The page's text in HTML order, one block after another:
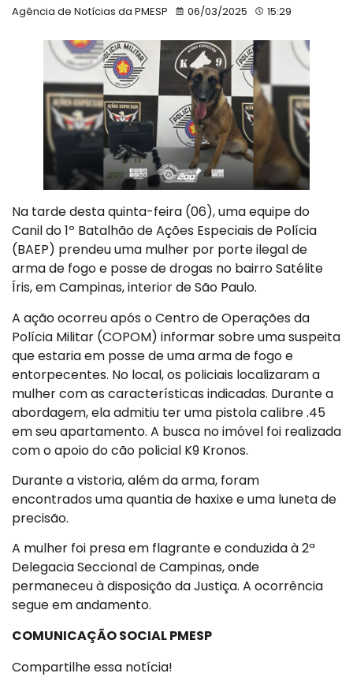
Agência de Notícias da PMESP 06/03/2025 15:29
Na tarde desta quinta-feira (06), uma equipe do
Canil do 1º Batalhão de Ações Especiais de Polícia
(BAEP) prendeu uma mulher por porte ilegal de
arma de fogo e posse de drogas no bairro Satélite
Íris, em Campinas, interior de São Paulo.
A ação ocorreu após o Centro de Operações da
Polícia Militar (COPOM) informar sobre uma suspeita
que estaria em posse de uma arma de fogo e
entorpecentes. No local, os policiais localizaram a
mulher com as características indicadas. Durante a
abordagem, ela admitiu ter uma pistola calibre .45
em seu apartamento. A busca no imóvel foi realizada
com o apoio do cão policial K9 Kronos.
Durante a vistoria, além da arma, foram
encontrados uma quantia de haxixe e uma luneta de
precisão.
A mulher foi presa em flagrante e conduzida à 2ª
Delegacia Seccional de Campinas, onde
permaneceu à disposição da Justiça. A ocorrência
segue em andamento.
COMUNICAÇÃO SOCIAL PMESP
Compartilhe essa notícia!